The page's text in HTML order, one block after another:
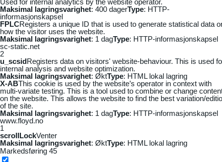
Maksimal lagringsvarighet: 400 dagerType: HTTP-
informasjonskapsel
FPLCRegisters a unique ID that is used to generate statistical data
how the visitor uses the website.
Maksimal lagringsvarighet: 1 dagType: HTTP-informasjonskapsel
sc-static.net
2
u_scsidRegisters data on visitors' website-behaviour. This is used
internal analysis and website optimization.
Maksimal lagringsvarighet: ØktType: HTML lokal lagring
X-ABThis cookie is used by the website’s operator in context with
multi-variate testing. This is a tool used to combine or change
on the website. This allows the website to find the best variation/
of the site.
Maksimal lagringsvarighet: 1 dagType: HTTP-informasjonskapsel
www.floyd.no
1
scrollLockVenter
Maksimal lagringsvarighet: ØktType: HTML lokal lagring
Markedsføring 45